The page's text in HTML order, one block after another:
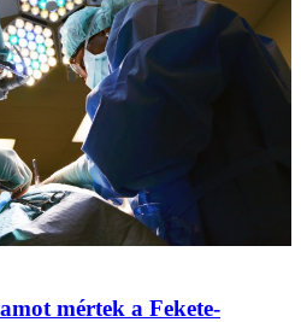
mértek a Fekete-